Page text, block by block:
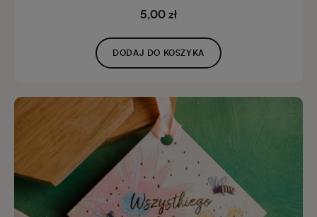
5,00 zł
DODAJ DO KOSZYKA